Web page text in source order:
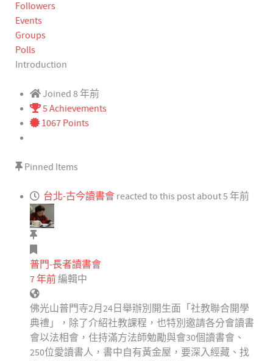
Followers
Events
Groups
Polls
Introduction
Joined 8 年前
5 Achievements
1067 Points
Pinned Items
台北-古今讀書會 reacted to this post about 5 年前
普門-長者讀書會
7 年前編輯中
佛光山普門寺2月24日舉辦別開生面「社教聯合開學
典禮」，除了介紹社教課程，也特別邀請各分會讀書
會以法相會，住持滿方法師勉勵與會30個讀書會、
250位愛讀書人，書中自有黃金屋，要深入經藏、找